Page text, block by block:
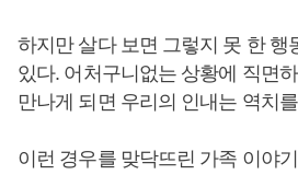
하지만 살다 보면 그렇지 못 한 행
있다. 어처구니없는 상황에 직면
만나게 되면 우리의 인내는 역치
이런 경우를 맞닥뜨린 가족 이야